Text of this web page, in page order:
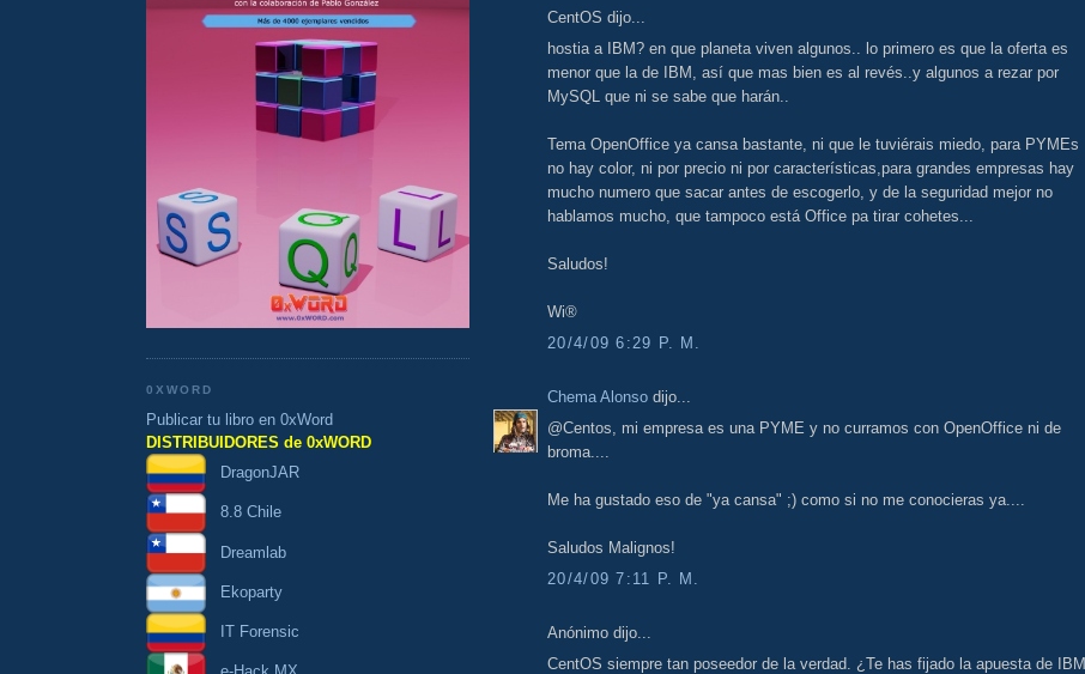
0XWORD
Publicar tu libro en 0xWord
DISTRIBUIDORES de 0xWORD
DragonJAR
8.8 Chile
Dreamlab
Ekoparty
IT Forensic
CentOS dijo...
hostia a IBM? en que planeta viven algunos.. lo primero es que la oferta es
menor que la de IBM, así que mas bien es al revés..y algunos a rezar por
MySQL que ni se sabe que harán..
Tema OpenOffice ya cansa bastante, ni que le tuviérais miedo, para PYMEs
no hay color, ni por precio ni por características,para grandes empresas hay
mucho numero que sacar antes de escogerlo, y de la seguridad mejor no
hablamos mucho, que tampoco está Office pa tirar cohetes...
Saludos!
Wi®
20/4/09 6:29 P. M.
Chema Alonso dijo...
@Centos, mi empresa es una PYME y no curramos con OpenOffice ni de
broma....
Me ha gustado eso de "ya cansa" ;) como si no me conocieras ya....
Saludos Malignos!
20/4/09 7:11 P. M.
Anónimo dijo...
CentOS siempre tan poseedor de la verdad. ¿Te has fijado la apuesta de IBM